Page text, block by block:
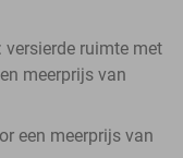
ruimte met
meerprijs van
een meerprijs van